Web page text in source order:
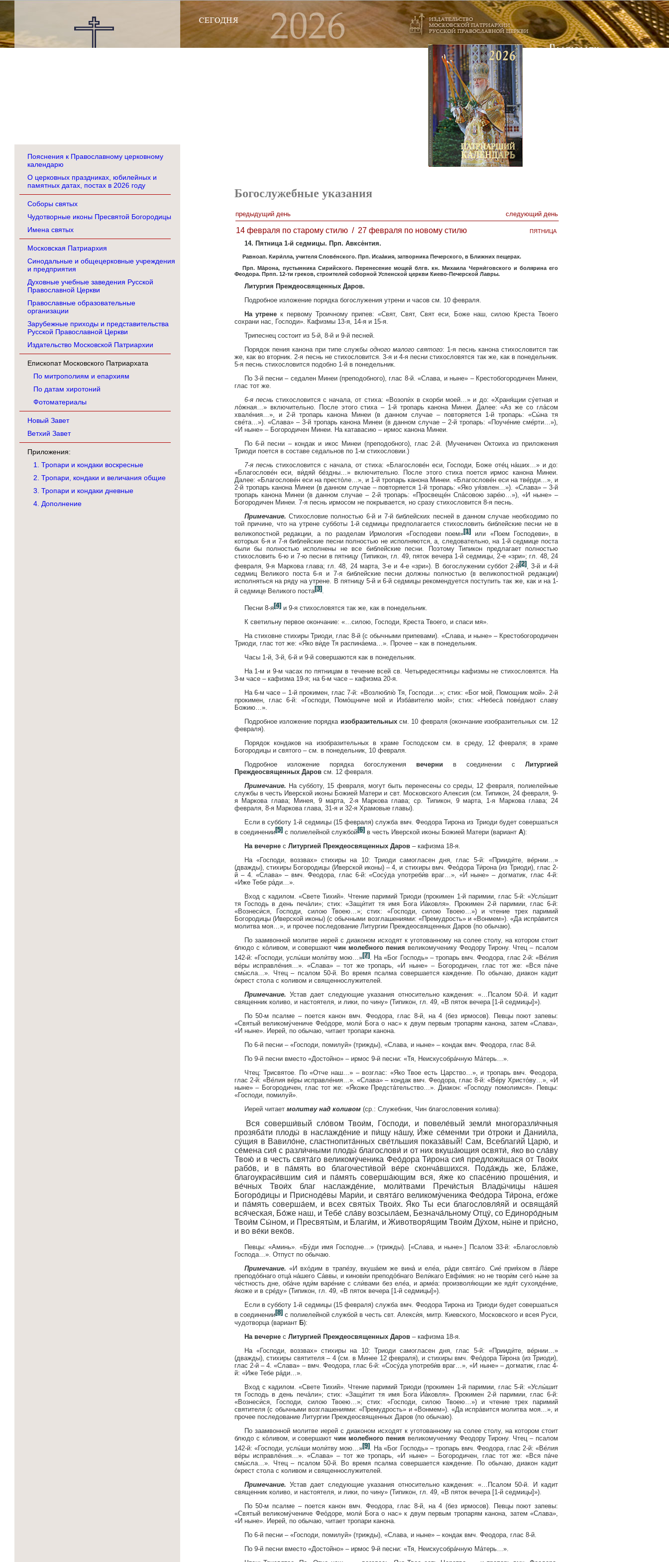
Пояснения к Православному церковному
календарю
О церковных праздниках, юбилейных и
памятных датах, постах в 2026 году
Соборы святых
Чудотворные иконы Пресвятой Богородицы
Имена святых
Московская Патриархия
Синодальные и общецерковные учреждения
и предприятия
Духовные учебные заведения Русской
Православной Церкви
Православные образовательные
организации
Зарубежные приходы и представительства
Русской Православной Церкви
Издательство Московской Патриархии
Епископат Московского Патриархата
По митрополиям и епархиям
По датам хиротоний
Фотоматериалы
Новый Завет
Ветхий Завет
Приложения:
1. Тропари и кондаки воскресные
2. Тропари, кондаки и величания общие
3. Тропари и кондаки дневные
4. Дополнение
Богослужебные указания
предыдущий день следующий день
14 февраля по старому стилю / 27 февраля по новому стилю пятница
14. Пятница 1-й седмицы. Прп. Авксе́нтия.
Равноап. Кири́лла, учителя Слове́нского. Прп. Исаа́кия, затворника Печерского, в Ближних пещерах.
Прп. Ма́рона, пустынника Сирийского. Перенесение мощей блгв. кн. Михаила Черни́говского и болярина его
Феодора. Прпп. 12-ти греков, строителей соборной Успенской церкви Киево-Печерской Лавры.
Литургия Преждеосвященных Даров.
Подробное изложение порядка богослужения утрени и часов см. 10 февраля.
На утрене к первому Троичному припев: «Свят, Свят, Свят еси, Боже наш, силою Креста Твоего
сохрани нас, Господи». Кафизмы 13-я, 14-я и 15-я.
Трипеснец состоит из 5-й, 8-й и 9-й песней.
Порядок пения канона при типе службы одного малого святого: 1-я песнь канона стихословится так
же, как во вторник. 2-я песнь не стихословится. 3-я и 4-я песни стихословятся так же, как в понедельник.
5-я песнь стихословится подобно 1-й в понедельник.
По 3-й песни – седален Минеи (преподобного), глас 8-й. «Слава, и ныне» – Крестобогородичен Минеи,
глас тот же.
6-я песнь стихословится с начала, от стиха: «Возопи́х в скорби моей…» и до: «Храня́щии су́етная и
ло́жная…» включительно. После этого стиха – 1-й тропарь канона Минеи. Далее: «Аз же со гла́сом
хвале́ния…», и 2-й тропарь канона Минеи (в данном случае – повторяется 1-й тропарь: «Сы́на тя
све́та…»). «Слава» – 3-й тропарь канона Минеи (в данном случае – 2-й тропарь: «Поуче́ние сме́рти…»),
«И ныне» – Богородичен Минеи. На катавасию – ирмос канона Минеи.
По 6-й песни – кондак и икос Минеи (преподобного), глас 2-й. (Мученичен Октоиха из приложения
Триоди поется в составе седальнов по 1-м стихословии.)
7-я песнь стихословится с начала, от стиха: «Благослове́н еси, Господи, Боже оте́ц на́ших…» и до:
«Благослове́н еси, ви́дяй бе́здны…» включительно. После этого стиха поется ирмос канона Минеи.
Далее: «Благослове́н еси на престо́ле…», и 1-й тропарь канона Минеи. «Благослове́н еси на тве́рди…», и
2-й тропарь канона Минеи (в данном случае – повторяется 1-й тропарь: «Яко уя́звлен…»). «Слава» – 3-й
тропарь канона Минеи (в данном случае – 2-й тропарь: «Просвеще́н Спа́совою заре́ю…»), «И ныне» –
Богородичен Минеи. 7-я песнь ирмосом не покрывается, но сразу стихословится 8-я песнь.
Примечание. Стихословие полностью 6-й и 7-й библейских песней в данном случае необходимо по
той причине, что на утрене субботы 1-й седмицы предполагается стихословить библейские песни не в
великопостной редакции, а по разделам Ирмология «Господеви поем»[1] или «Поем Господеви», в
которых 6-я и 7-я библейские песни полностью не исполняются, а, следовательно, на 1-й седмице поста
были бы полностью исполнены не все библейские песни. Поэтому Типикон предлагает полностью
стихословить 6-ю и 7-ю песни в пятницу (Типикон, гл. 49, пяток вечера 1-й седмицы, 2-е «зри»; гл. 48, 24
февраля, 9-я Маркова глава; гл. 48, 24 марта, 3-е и 4-е «зри»). В богослужении суббот 2-й[2] , 3-й и 4-й
седмиц Великого поста 6-я и 7-я библейские песни должны полностью (в великопостной редакции)
исполняться на ряду на утрене. В пятницу 5-й и 6-й седмицы рекомендуется поступить так же, как и на 1-
й седмице Великого поста[3] .
Песни 8-я[4]и 9-я стихословятся так же, как в понедельник.
К светильну первое окончание: «…силою, Господи, Креста Твоего, и спаси мя».
На стиховне стихиры Триоди, глас 8-й (с обычными припевами). «Слава, и ныне» – Крестобогородичен
Триоди, глас тот же: «Яко ви́де Тя распина́ема…». Прочее – как в понедельник.
Часы 1-й, 3-й, 6-й и 9-й совершаются как в понедельник.
На 1-м и 9-м часах по пятницам в течение всей св. Четыредесятницы кафизмы не стихословятся. На
3-м часе – кафизма 19-я; на 6-м часе – кафизма 20-я.
На 6-м часе – 1-й прокимен, глас 7-й: «Возлюблю́ Тя, Господи…»; стих: «Бог мой, Помощник мой». 2-й
прокимен, глас 6-й: «Господи, Помо́щниче мой и Изба́вителю мой»; стих: «Небеса́ пове́дают славу
Божию…».
Подробное изложение порядка изобразительныхсм. 10 февраля (окончание изобразительных см. 12
февраля).
Порядок кондаков на изобразительных в храме Господском см. в среду, 12 февраля; в храме
Богородицы и святого – см. в понедельник, 10 февраля.
Подробное изложение порядка богослужения вечерни в соединении с Литургией
Преждеосвященных Даров см. 12 февраля.
Примечание. На субботу, 15 февраля, могут быть перенесены со среды, 12 февраля, полиелейные
службы в честь Иверской иконы Божией Матери и свт. Московского Алексия (см. Типикон, 24 февраля, 9-
я Маркова глава; Минея, 9 марта, 2-я Маркова глава; ср. Типикон, 9 марта, 1-я Маркова глава; 24
февраля, 8-я Маркова глава, 31-я и 32-я Храмовые главы).
Если в субботу 1-й седмицы (15 февраля) служба вмч. Феодора Тирона из Триоди будет совершаться
в соединении[5] с полиелейной службой[6] в честь Иверской иконы Божией Матери (вариант А):
На вечернес Литургией Преждеосвященных Даров– кафизма 18-я.
На «Господи, воззвах» стихиры на 10: Триоди самогласен дня, глас 5-й: «Прииди́те, ве́рнии…»
(дважды), стихиры Богородицы (Иверской иконы) – 4, и стихиры вмч. Фео́дора Ти́рона (из Триоди), глас 2-
й – 4. «Слава» – вмч. Феодора, глас 6-й: «Сосу́да употреби́в враг…», «И ныне» – догматик, глас 4-й:
«Иже Тебе ра́ди…».
Вход с кадилом. «Свете Тихий». Чтение паримий Триоди (прокимен 1-й паримии, глас 5-й: «Услы́шит
тя Господь в день печа́ли»; стих: «Защи́тит тя имя Бога Иа́ковля». Прокимен 2-й паримии, глас 6-й:
«Вознеси́ся, Господи, силою Твоею…»; стих: «Господи, силою Твоею…») и чтение трех паримий
Богородицы (Иверской иконы) (с обычными возглашениями: «Премудрость» и «Вонмем»). «Да испра́вится
молитва моя…», и прочее последование Литургии Преждеосвященных Даров (по обычаю).
По заамвонной молитве иерей с диаконом исходят к уготованному на солее столу, на котором стоит
блюдо с ко́ливом, и совершаютчин молебного пения великомученику Феодору Тирону. Чтец – псалом
142-й: «Господи, услы́ши моли́тву мою…»[7] . На «Бог Господь» – тропарь вмч. Феодора, глас 2-й: «Ве́лия
ве́ры исправле́ния…». «Слава» – тот же тропарь, «И ныне» – Богородичен, глас тот же: «Вся па́че
смы́сла…». Чтец – псалом 50-й. Во время псалма совершается каждение. По обычаю, диакон кадит
о́крест стола с коливом и священнослужителей.
Примечание. Устав дает следующие указания относительно каждения: «…Псалом 50-й. И кадит
священник коливо, и настоятеля, и лики, по чину» (Типикон, гл. 49, «В пяток вечера [1-й седмицы]»).
По 50-м псалме – поется канон вмч. Феодора, глас 8-й, на 4 (без ирмосов). Певцы поют запевы:
«Святый великому́чениче Фео́доре, моли́ Бога о нас» к двум первым тропарям канона, затем «Слава»,
«И ныне». Иерей, по обычаю, читает тропари канона.
По 6-й песни – «Господи, помилуй» (трижды), «Слава, и ныне» – кондак вмч. Феодора, глас 8-й.
По 9-й песни вместо «Достойно» – ирмос 9-й песни: «Тя, Неискусобра́чную Ма́терь…».
Чтец: Трисвятое. По «Отче наш…» – возглас: «Яко Твое есть Царство…», и тропарь вмч. Феодора,
глас 2-й: «Ве́лия ве́ры исправле́ния…». «Слава» – кондак вмч. Феодора, глас 8-й: «Ве́ру Христо́ву…», «И
ныне» – Богородичен, глас тот же: «Я́коже Предста́тельство…». Диакон: «Господу помолимся». Певцы:
«Господи, помилуй».
Иерей читает молитву над коливом(ср.: Служебник, Чин благословения колива):
Вся соверши́вый сло́вом Твои́м, Го́споди, и повеле́вый земли́ многоразли́чныя
прозяба́ти плоды́ в наслажде́ние и пи́щу на́шу, И́же се́менми три о́троки и Дании́ла,
су́щия в Вавило́не, сластнопита́нных све́тльшия показа́вый! Сам, Всеблаги́й Царю́, и
се́мена сия́ с разли́чными плоды́ благослови́ и от них вкуша́ющия освяти́, я́ко во сла́ву
Твою́ и в честь свята́го великому́ченика Фео́дора Ти́рона сия́ предложи́шася от Твои́х
рабо́в, и в па́мять во благочести́вой ве́ре сконча́вшихся. Пода́ждь же, Бла́же,
благоукраси́вшим сия́ и па́мять соверша́ющим вся, я́же ко спасе́нию проше́ния, и
ве́чных Твои́х благ наслажде́ние, моли́твами Пречи́стыя Влады́чицы на́шея
Богоро́дицы и Присноде́вы Мари́и, и свята́го великому́ченика Фео́дора Ти́рона, его́же
и па́мять соверша́ем, и всех святы́х Твои́х. Я́ко Ты еси благословля́яй и освяща́яй
вся́ческая, Бо́же наш, и Тебе́ сла́ву возсыла́ем, Безнача́льному Отцу́, со Единоро́дным
Твои́м Сы́ном, и Пресвяты́м, и Благи́м, и Животворя́щим Твои́м Ду́хом, ны́не и при́сно,
и во ве́ки веко́в.
Певцы: «Аминь». «Бу́ди имя Господне…» (трижды). [«Слава, и ныне».] Псалом 33-й: «Благословлю́
Господа…». Отпуст по обычаю.
Примечание. «И вхо́дим в трапе́зу, вкуша́ем же вина́ и еле́а, ра́ди свята́го. Сие́ прия́хом в Ла́вре
преподо́бнаго отца́ на́шего Са́ввы, и кинови́и преподо́бнаго Вели́каго Евфи́мия: но не твори́м сего́ ны́не за
че́стность дне, оба́че яди́м варе́ние с сли́вами без еле́а, и арме́а: произволя́ющии же ядя́т сухояде́ние,
я́коже и в сре́ду» (Типикон, гл. 49, «В пяток вечера [1-й седмицы]»).
Если в субботу 1-й седмицы (15 февраля) служба вмч. Феодора Тирона из Триоди будет совершаться
в соединении[8] с полиелейной службой в честь свт. Алекси́я, митр. Киевского, Московского и всея Руси,
чудотворца (вариант Б):
На вечернес Литургией Преждеосвященных Даров– кафизма 18-я.
На «Господи, воззвах» стихиры на 10: Триоди самогласен дня, глас 5-й: «Прииди́те, ве́рнии…»
(дважды), стихиры святителя – 4 (см. в Минее 12 февраля), и стихиры вмч. Фео́дора Ти́рона (из Триоди),
глас 2-й – 4. «Слава» – вмч. Феодора, глас 6-й: «Сосу́да употреби́в враг…», «И ныне» – догматик, глас 4-
й: «Иже Тебе ра́ди…».
Вход с кадилом. «Свете Тихий». Чтение паримий Триоди (прокимен 1-й паримии, глас 5-й: «Услы́шит
тя Господь в день печа́ли»; стих: «Защи́тит тя имя Бога Иа́ковля». Прокимен 2-й паримии, глас 6-й:
«Вознеси́ся, Господи, силою Твоею…»; стих: «Господи, силою Твоею…») и чтение трех паримий
святителя (с обычными возглашениями: «Премудрость» и «Вонмем»). «Да испра́вится молитва моя…», и
прочее последование Литургии Преждеосвященных Даров (по обычаю).
По заамвонной молитве иерей с диаконом исходят к уготованному на солее столу, на котором стоит
блюдо с ко́ливом, и совершаютчин молебного пения великомученику Феодору Тирону. Чтец – псалом
142-й: «Господи, услы́ши моли́тву мою…»[9] . На «Бог Господь» – тропарь вмч. Феодора, глас 2-й: «Ве́лия
ве́ры исправле́ния…». «Слава» – тот же тропарь, «И ныне» – Богородичен, глас тот же: «Вся па́че
смы́сла…». Чтец – псалом 50-й. Во время псалма совершается каждение. По обычаю, диакон кадит
о́крест стола с коливом и священнослужителей.
Примечание. Устав дает следующие указания относительно каждения: «…Псалом 50-й. И кадит
священник коливо, и настоятеля, и лики, по чину» (Типикон, гл. 49, «В пяток вечера [1-й седмицы]»).
По 50-м псалме – поется канон вмч. Феодора, глас 8-й, на 4 (без ирмосов). Певцы поют запевы:
«Святый великому́чениче Фео́доре, моли́ Бога о нас» к двум первым тропарям канона, затем «Слава»,
«И ныне». Иерей, по обычаю, читает тропари канона.
По 6-й песни – «Господи, помилуй» (трижды), «Слава, и ныне» – кондак вмч. Феодора, глас 8-й.
По 9-й песни вместо «Достойно» – ирмос 9-й песни: «Тя, Неискусобра́чную Ма́терь…».